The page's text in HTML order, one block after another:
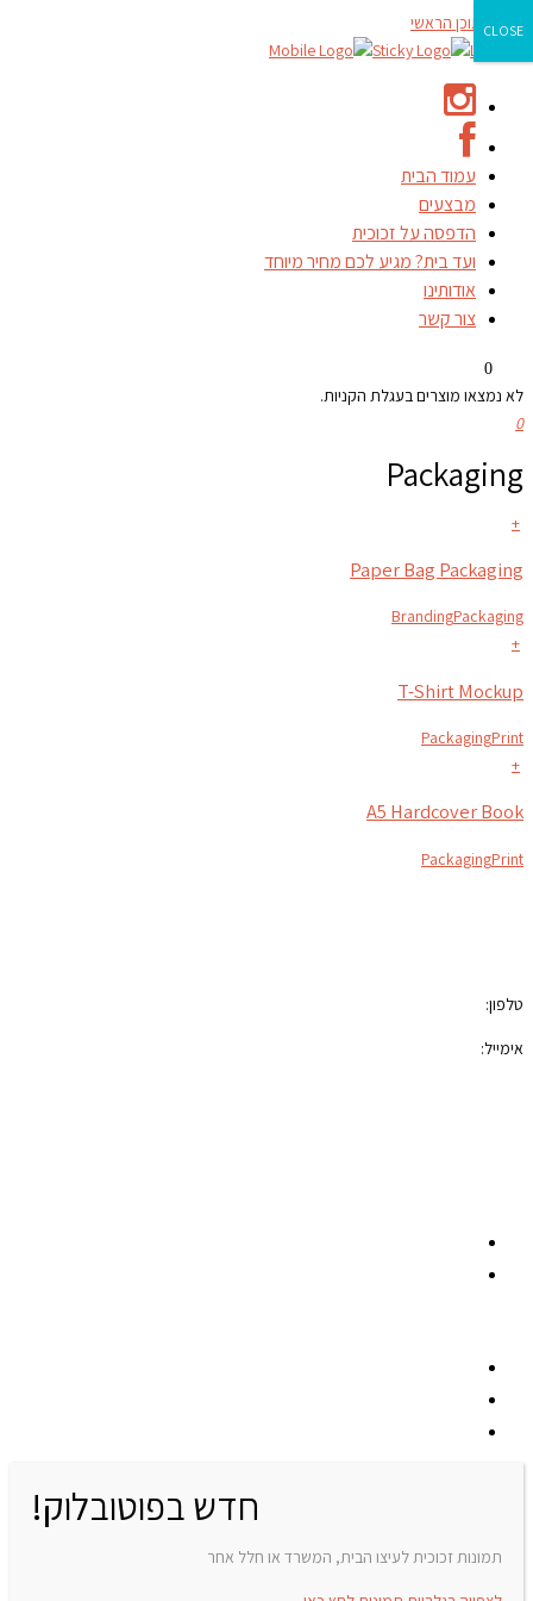
דילוג לתוכן הראשי
עמוד הבית
מבצעים
הדפסה על זכוכית
ועד בית? מגיע לכם מחיר מיוחד
אודותינו
צור קשר
0
לא נמצאו מוצרים בעגלת הקניות.
0
Packaging
+
Paper Bag Packaging
BrandingPackaging
+
T-Shirt Mockup
PackagingPrint
+
A5 Hardcover Book
PackagingPrint
טלפון:
אימייל:
חדש בפוטובלוק!
תמונות זכוכית לעיצו הבית, המשרד או חלל אחר
CLOSE